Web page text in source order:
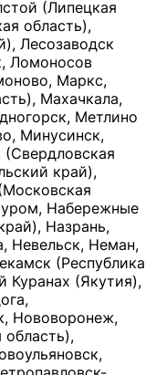
(Липецкая
область),
Лесозаводск
Ломоносов
Маркс,
Махачкала,
Метлино
Минусинск,
край),
Набережные
Назрань,
Невельск, Неман,
(Республика
Куранах (Якутия),
Нововоронеж,
область),